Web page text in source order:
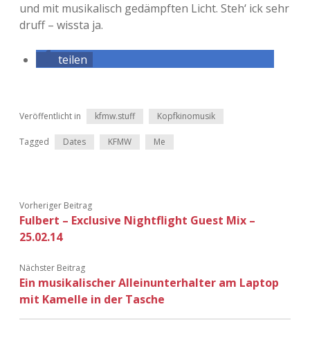
und mit musikalisch gedämpften Licht. Steh‘ ick sehr
druff – wissta ja.
teilen
Veröffentlicht in kfmw.stuff Kopfkinomusik
Tagged Dates KFMW Me
Vorheriger Beitrag
Fulbert – Exclusive Nightflight Guest Mix –
25.02.14
Nächster Beitrag
Ein musikalischer Alleinunterhalter am Laptop
mit Kamelle in der Tasche